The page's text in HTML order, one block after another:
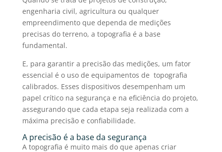
engenharia civil, agricultura ou qualquer
empreendimento que dependa de medições
precisas do terreno, a topografia é a base
fundamental.
E, para garantir a precisão das medições, um fator
essencial é o uso de equipamentos de topografia
calibrados. Esses dispositivos desempenham um
papel crítico na segurança e na eficiência do projeto,
assegurando que cada etapa seja realizada com a
máxima precisão e confiabilidade.
A precisão é a base da segurança
A topografia é muito mais do que apenas criar